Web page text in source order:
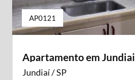
AP0121
Apartamento em Jundiai
Jundiaí / SP